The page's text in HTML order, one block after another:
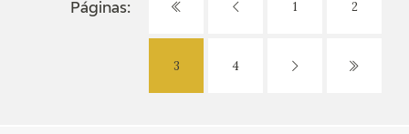
Páginas: 1 2
3 4